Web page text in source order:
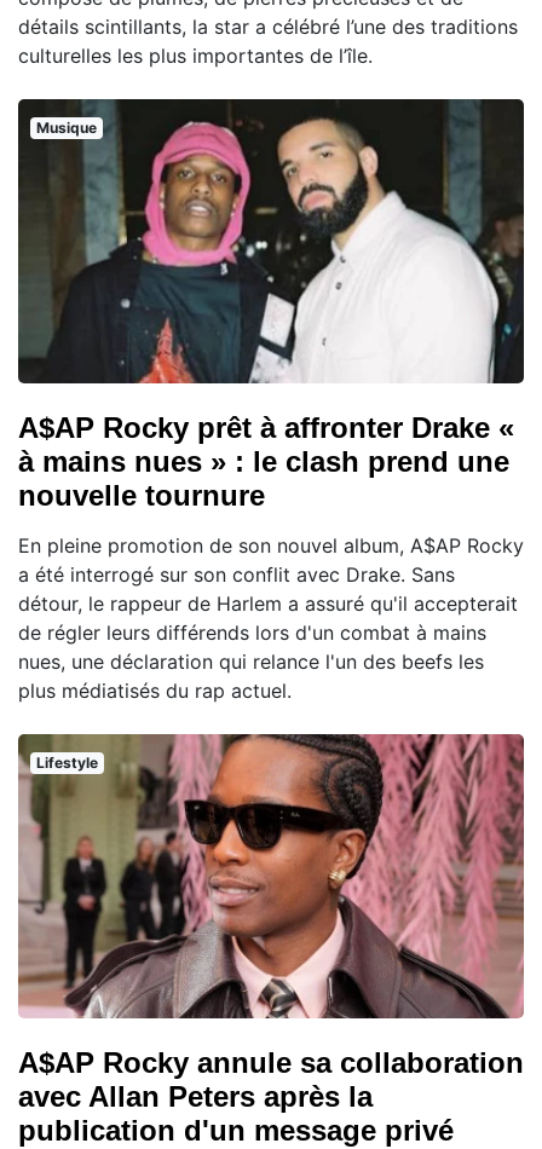
détails scintillants, la star a célébré l’une des traditions
culturelles les plus importantes de l’île.
Musique
A$AP Rocky prêt à affronter Drake «
à mains nues » : le clash prend une
nouvelle tournure
En pleine promotion de son nouvel album, A$AP Rocky
a été interrogé sur son conflit avec Drake. Sans
détour, le rappeur de Harlem a assuré qu'il accepterait
de régler leurs différends lors d'un combat à mains
nues, une déclaration qui relance l'un des beefs les
plus médiatisés du rap actuel.
Lifestyle
A$AP Rocky annule sa collaboration
avec Allan Peters après la
publication d'un message privé